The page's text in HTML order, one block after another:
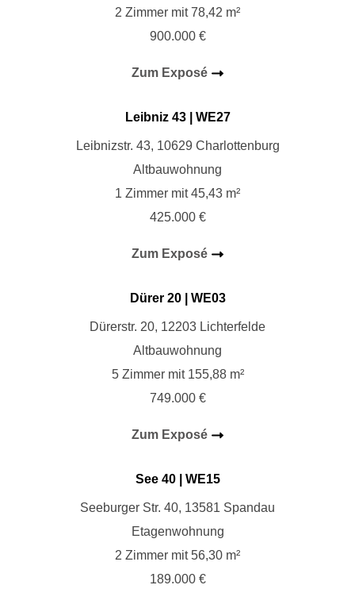
2 Zimmer mit 78,42 m²
900.000 €
Zum Exposé
Leibniz 43| WE27
Leibnizstr. 43, 10629 Charlottenburg
Altbauwohnung
1 Zimmer mit 45,43 m²
425.000 €
Zum Exposé
Dürer 20| WE03
Dürerstr. 20, 12203 Lichterfelde
Altbauwohnung
5 Zimmer mit 155,88 m²
749.000 €
Zum Exposé
See 40 | WE15
Seeburger Str. 40, 13581 Spandau
Etagenwohnung
2 Zimmer mit 56,30 m²
189.000 €